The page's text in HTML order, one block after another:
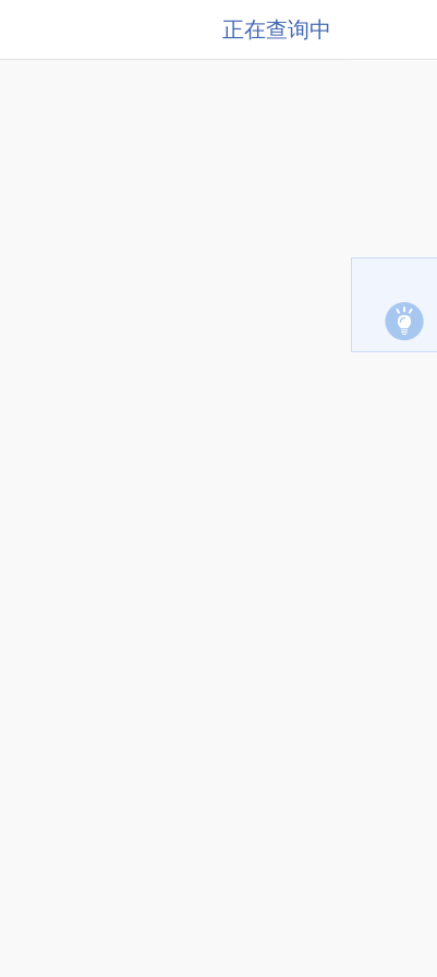
正在查询中